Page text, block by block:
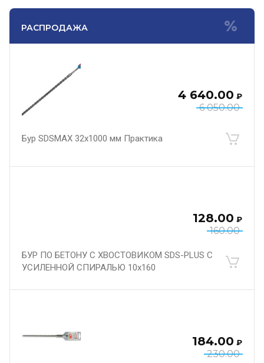
РАСПРОДАЖА
6 050.00
4 640.00 ₽
Бур SDSMAX 32х1000 мм Практика
160.00
128.00 ₽
БУР ПО БЕТОНУ С ХВОСТОВИКОМ SDS-PLUS С
УСИЛЕННОЙ СПИРАЛЬЮ 10х160
230.00
184.00 ₽